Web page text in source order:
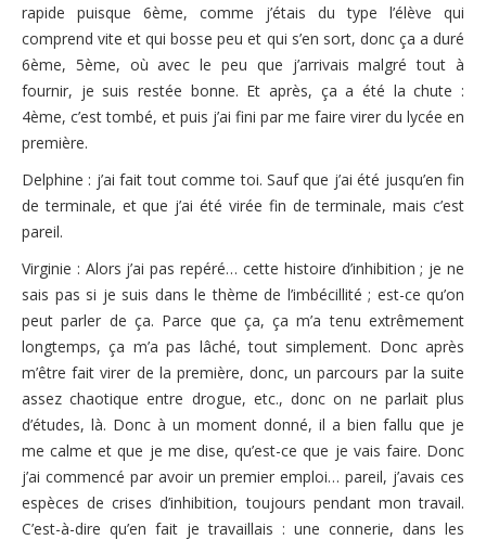
rapide puisque 6ème, comme j’étais du type l’élève qui
comprend vite et qui bosse peu et qui s’en sort, donc ça a duré
6ème, 5ème, où avec le peu que j’arrivais malgré tout à
fournir, je suis restée bonne. Et après, ça a été la chute :
4ème, c’est tombé, et puis j’ai fini par me faire virer du lycée en
première.
Delphine : j’ai fait tout comme toi. Sauf que j’ai été jusqu’en fin
de terminale, et que j’ai été virée fin de terminale, mais c’est
pareil.
Virginie : Alors j’ai pas repéré… cette histoire d’inhibition ; je ne
sais pas si je suis dans le thème de l’imbécillité ; est-ce qu’on
peut parler de ça. Parce que ça, ça m’a tenu extrêmement
longtemps, ça m’a pas lâché, tout simplement. Donc après
m’être fait virer de la première, donc, un parcours par la suite
assez chaotique entre drogue, etc., donc on ne parlait plus
d’études, là. Donc à un moment donné, il a bien fallu que je
me calme et que je me dise, qu’est-ce que je vais faire. Donc
j’ai commencé par avoir un premier emploi… pareil, j’avais ces
espèces de crises d’inhibition, toujours pendant mon travail.
C’est-à-dire qu’en fait je travaillais : une connerie, dans les